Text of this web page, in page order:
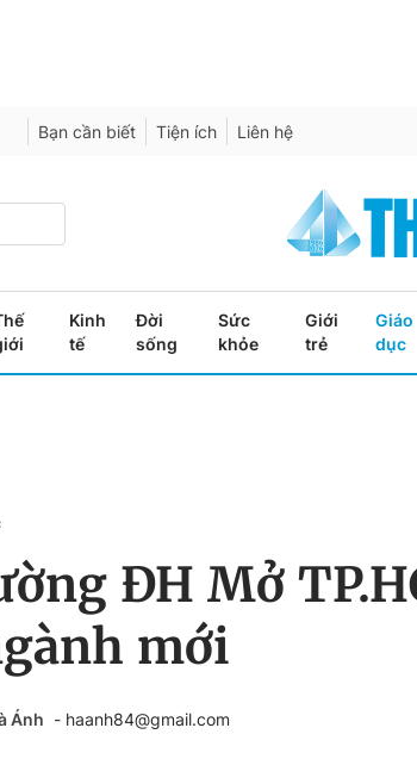
Bạn cần biết Tiện ích Liên hệ
Kinh
tế
Đời
sống
Sức
khỏe
Giới
trẻ
Giáo
dục
ĐH Mở
mới
Ánh - haanh84@gmail.com